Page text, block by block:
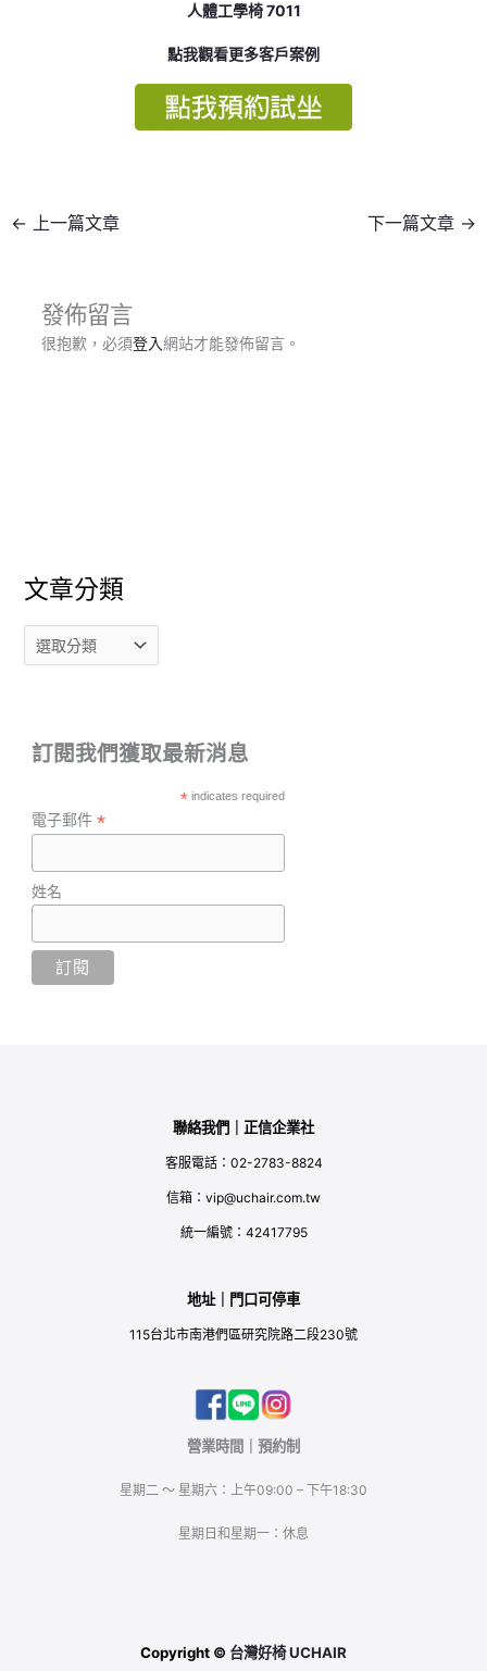
人體工學椅 7011
點我觀看更多客戶案例
← 上一篇文章 下一篇文章 →
發佈留言
很抱歉，必須登入網站才能發佈留言。
文章分類
訂閱我們獲取最新消息
*indicates required
電子郵件*
姓名
聯絡我們｜正信企業社
客服電話：02-2783-8824
信箱：vip@uchair.com.tw
統一編號：42417795
地址｜門口可停車
115台北市南港們區研究院路二段230號
營業時間｜預約制
星期二 ～ 星期六：上午09:00 – 下午18:30
星期日和星期一：休息
Copyright © 台灣好椅 UCHAIR